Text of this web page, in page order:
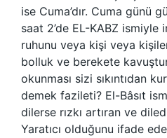
ise Cuma’dır. Cuma günü
saat 2’de EL-KABZ
ruhunu veya kişi veya
bolluk ve berekete
okunması sizi sıkıntıdan
demek fazileti? El-Bâsıt
dilerse rızkı artıran ve
Yaratıcı olduğunu ifade